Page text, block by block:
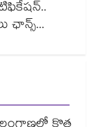
ఛాన్స్...